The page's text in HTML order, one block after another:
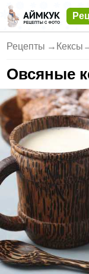
Рецепты → Кексы
Овсяные